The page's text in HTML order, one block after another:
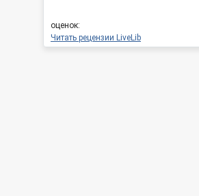
оценок:
Читать рецензии LiveLib